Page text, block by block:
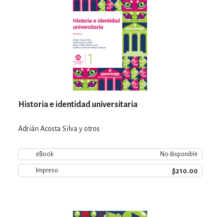
Historia e identidad universitaria
Adrián Acosta Silva y otros
eBook No disponible
Impreso $210.00